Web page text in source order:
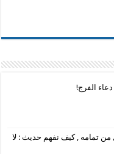
الفرج!
من تمامه , كيف نفهم حديث : لا